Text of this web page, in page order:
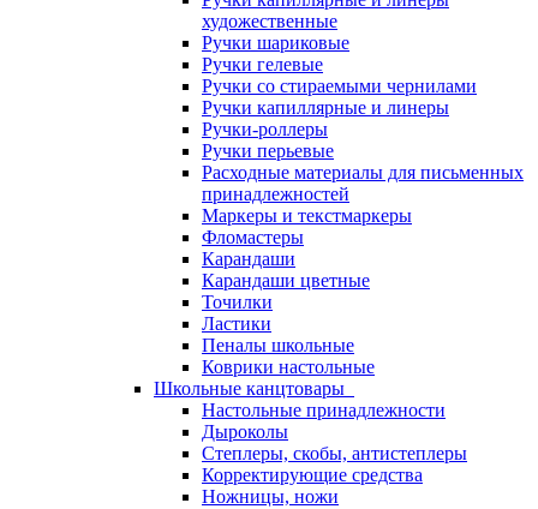
художественные
Ручки шариковые
Ручки гелевые
Ручки со стираемыми чернилами
Ручки капиллярные и линеры
Ручки-роллеры
Ручки перьевые
Расходные материалы для письменных
принадлежностей
Маркеры и текстмаркеры
Фломастеры
Карандаши
Карандаши цветные
Точилки
Ластики
Пеналы школьные
Коврики настольные
Школьные канцтовары
Настольные принадлежности
Дыроколы
Степлеры, скобы, антистеплеры
Корректирующие средства
Ножницы, ножи